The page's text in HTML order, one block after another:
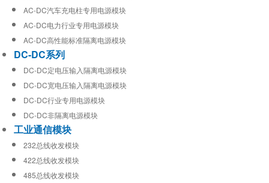
AC-DC汽车充电柱专用电源模块
AC-DC电力行业专用电源模块
AC-DC高性能标准隔离电源模块
DC-DC系列
DC-DC定电压输入隔离电源模块
DC-DC宽电压输入隔离电源模块
DC-DC行业专用电源模块
DC-DC非隔离电源模块
工业通信模块
232总线收发模块
422总线收发模块
485总线收发模块